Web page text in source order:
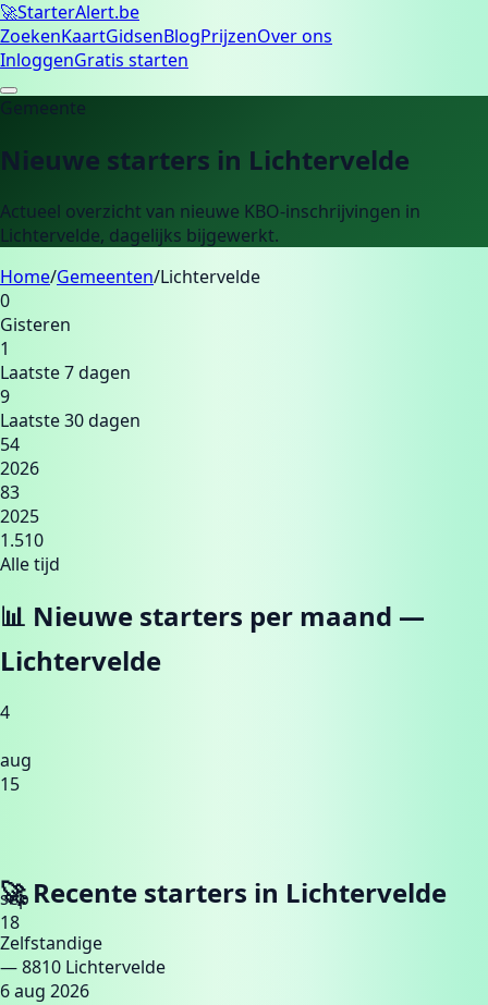
🚀StarterAlert.be
ZoekenKaartGidsenBlogPrijzenOver ons
InloggenGratis starten
Gemeente
Nieuwe starters in Lichtervelde
Actueel overzicht van nieuwe KBO-inschrijvingen in
Lichtervelde, dagelijks bijgewerkt.
Home/Gemeenten/Lichtervelde
0
Gisteren
1
Laatste 7 dagen
9
Laatste 30 dagen
54
2026
83
2025
1.510
Alle tijd
📊 Nieuwe starters per maand —
Lichtervelde
4
aug
15
sep
18
🚀 Recente starters in Lichtervelde
Zelfstandige
— 8810 Lichtervelde
6 aug 2026